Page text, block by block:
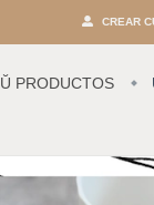
CREAR
Ŭ PRODUCTOS